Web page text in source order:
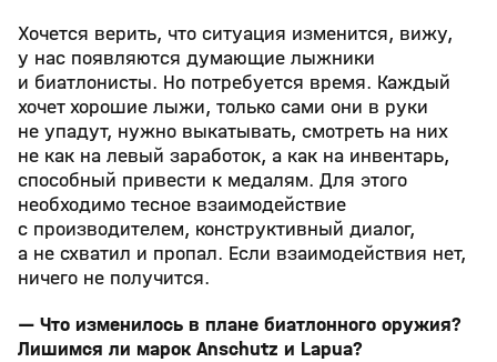
Хочется верить, что ситуация изменится, вижу,
у нас появляются думающие лыжники
и биатлонисты. Но потребуется время. Каждый
хочет хорошие лыжи, только сами они в руки
не упадут, нужно выкатывать, смотреть на них
не как на левый заработок, а как на инвентарь,
способный привести к медалям. Для этого
необходимо тесное взаимодействие
с производителем, конструктивный диалог,
а не схватил и пропал. Если взаимодействия нет,
ничего не получится.
— Что изменилось в плане биатлонного оружия?
Лишимся ли марок Anschutz и Lapua?